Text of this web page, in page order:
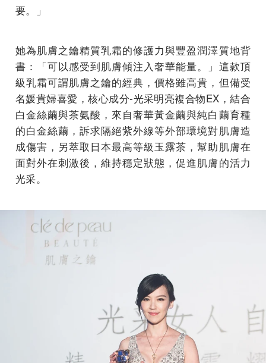
要。」
她為肌膚之鑰精質乳霜的修護力與豐盈潤澤質地背
書：「可以感受到肌膚傾注入奢華能量。」這款頂
級乳霜可謂肌膚之鑰的經典，價格雖高貴，但備受
名媛貴婦喜愛，核心成分-光采明亮複合物EX，結合
白金絲繭與茶氨酸，來自奢華黃金繭與純白繭育種
的白金絲繭，訴求隔絕紫外線等外部環境對肌膚造
成傷害，另萃取日本最高等級玉露茶，幫助肌膚在
面對外在刺激後，維持穩定狀態，促進肌膚的活力
光采。